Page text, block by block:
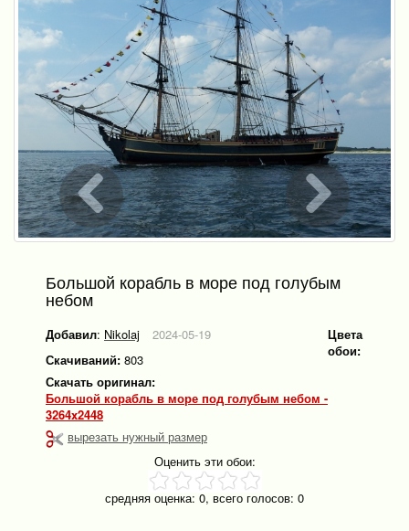
Большой корабль в море под голубым
небом
Добавил: Nikolaj
2024-05-19
Скачиваний: 803
Скачать оригинал:
Большой корабль в море под голубым небом -
3264x2448
вырезать нужный размер
Цвета
обои:
Оценить эти обои:
средняя оценка: 0, всего голосов: 0